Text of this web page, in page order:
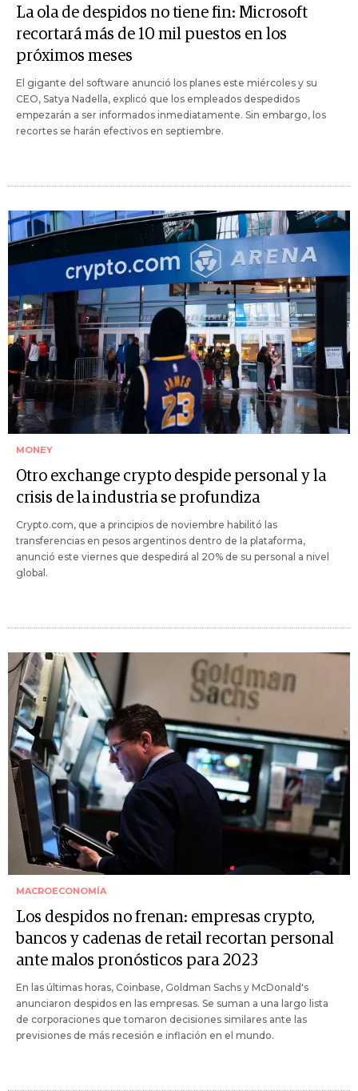
La ola de despidos no tiene fin: Microsoft
recortará más de 10 mil puestos en los
próximos meses
El gigante del software anunció los planes este miércoles y su
CEO, Satya Nadella, explicó que los empleados despedidos
empezarán a ser informados inmediatamente. Sin embargo, los
recortes se harán efectivos en septiembre.
MONEY
Otro exchange crypto despide personal y la
crisis de la industria se profundiza
Crypto.com, que a principios de noviembre habilitó las
transferencias en pesos argentinos dentro de la plataforma,
anunció este viernes que despedirá al 20% de su personal a nivel
global.
MACROECONOMÍA
Los despidos no frenan: empresas crypto,
bancos y cadenas de retail recortan personal
ante malos pronósticos para 2023
En las últimas horas, Coinbase, Goldman Sachs y McDonald's
anunciaron despidos en las empresas. Se suman a una largo lista
de corporaciones que tomaron decisiones similares ante las
previsiones de más recesión e inflación en el mundo.